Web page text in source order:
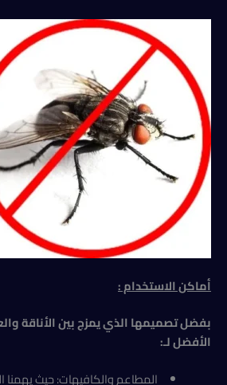
أماكن الاستخدام :
بفضل تصميمها الذي يمزج بين الأناقة
الأفضل لـ:
المطاعم والكافيهات: حيث يهمنا